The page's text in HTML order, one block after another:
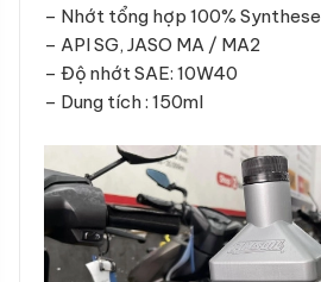
– Nhớt tổng hợp 100% Synthese
– API SG, JASO MA / MA2
– Độ nhớt SAE: 10W40
– Dung tích : 150ml